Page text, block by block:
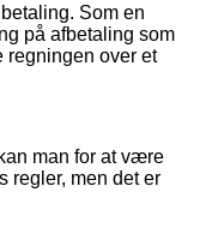
Som en
på afbetaling som
regningen over et
man for at være
regler, men det er